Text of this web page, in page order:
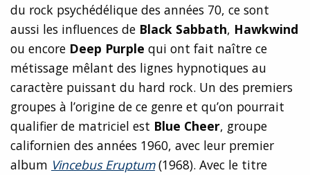
du rock psychédélique des années 70, ce sont
aussi les influences de Black Sabbath, Hawkwind
ou encore Deep Purple qui ont fait naître ce
métissage mêlant des lignes hypnotiques au
caractère puissant du hard rock. Un des premiers
groupes à l’origine de ce genre et qu’on pourrait
qualifier de matriciel est Blue Cheer, groupe
californien des années 1960, avec leur premier
album Vincebus Eruptum(1968). Avec le titre